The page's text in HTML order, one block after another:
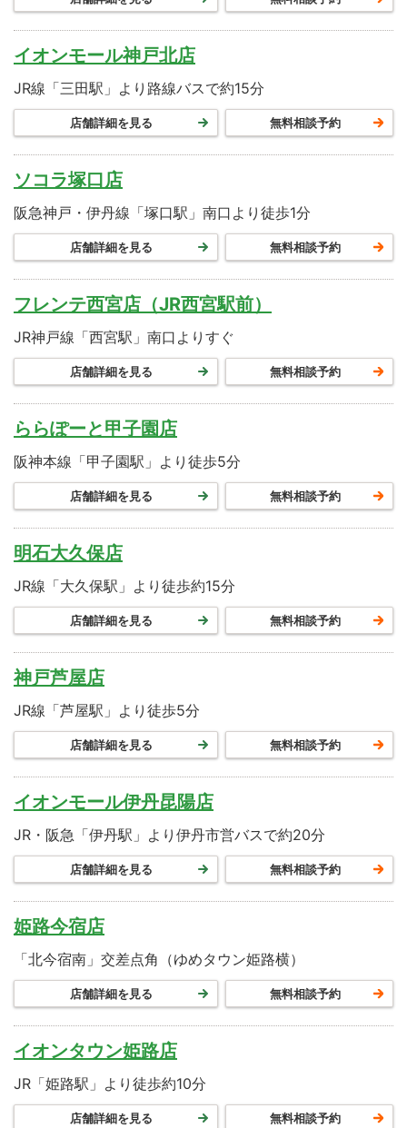
イオンモール神戸北店
JR線「三田駅」より路線バスで約15分
店舗詳細を見る 無料相談予約
ソコラ塚口店
阪急神戸・伊丹線「塚口駅」南口より徒歩1分
店舗詳細を見る 無料相談予約
フレンテ西宮店（JR西宮駅前）
JR神戸線「西宮駅」南口よりすぐ
店舗詳細を見る 無料相談予約
ららぽーと甲子園店
阪神本線「甲子園駅」より徒歩5分
店舗詳細を見る 無料相談予約
明石大久保店
JR線「大久保駅」より徒歩約15分
店舗詳細を見る 無料相談予約
神戸芦屋店
JR線「芦屋駅」より徒歩5分
店舗詳細を見る 無料相談予約
イオンモール伊丹昆陽店
JR・阪急「伊丹駅」より伊丹市営バスで約20分
店舗詳細を見る 無料相談予約
姫路今宿店
「北今宿南」交差点角（ゆめタウン姫路横）
店舗詳細を見る 無料相談予約
イオンタウン姫路店
JR「姫路駅」より徒歩約10分
店舗詳細を見る 無料相談予約